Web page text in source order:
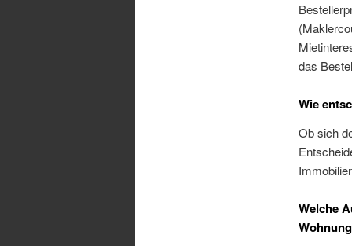
das
Wie
Ob sich
Welche